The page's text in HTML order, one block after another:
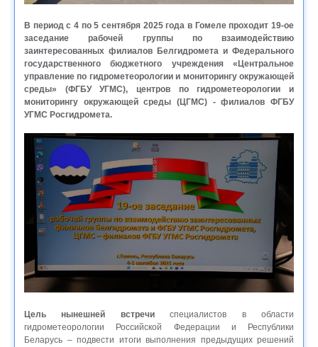
В период с 4 по 5 сентября 2025 года в Гомеле проходит 19-ое
заседание рабочей группы по взаимодействию
заинтересованных филиалов Белгидромета и Федерального
государственного бюджетного учреждения «Центральное
управление по гидрометеорологии и мониторингу окружающей
среды» (ФГБУ УГМС), центров по гидрометеорологии и
мониторингу окружающей среды (ЦГМС) - филиалов ФГБУ
УГМС Росгидромета.
Цель нынешней встречиспециалистов в области
гидрометеорологии Российской Федерации и Республики
Беларусь – подвести итоги выполнения предыдущих решений